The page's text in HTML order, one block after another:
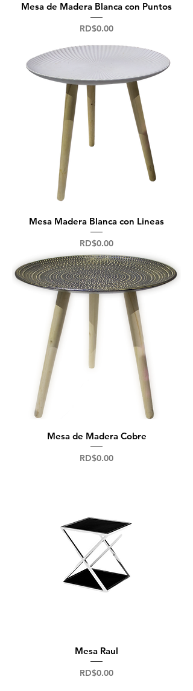
Mesa de Madera Blanca con Puntos
Precio
RD$0.00
Mesa Madera Blanca con Lineas
Precio
RD$0.00
Mesa de Madera Cobre
Precio
RD$0.00
Mesa Raul
Precio
RD$0.00